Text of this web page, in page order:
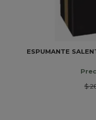
ESPUMANTE
$